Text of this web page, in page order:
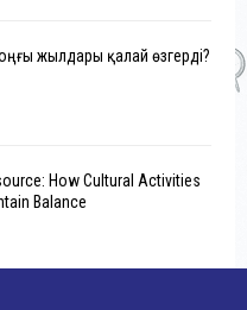
жылдары қалай өзгерді?
How Cultural Activities
Balance